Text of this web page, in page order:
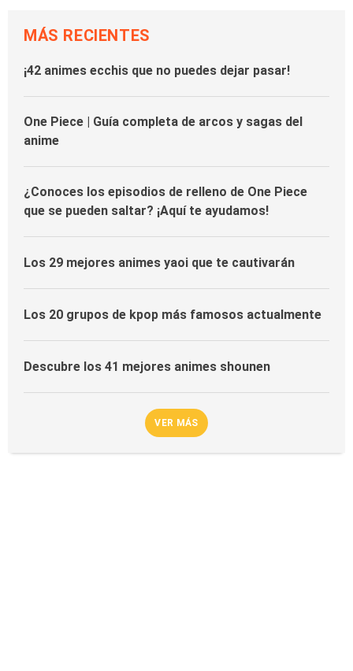
MÁS RECIENTES
¡42 animes ecchis que no puedes dejar pasar!
One Piece | Guía completa de arcos y sagas del
anime
¿Conoces los episodios de relleno de One Piece
que se pueden saltar? ¡Aquí te ayudamos!
Los 29 mejores animes yaoi que te cautivarán
Los 20 grupos de kpop más famosos actualmente
Descubre los 41 mejores animes shounen
VER MÁS